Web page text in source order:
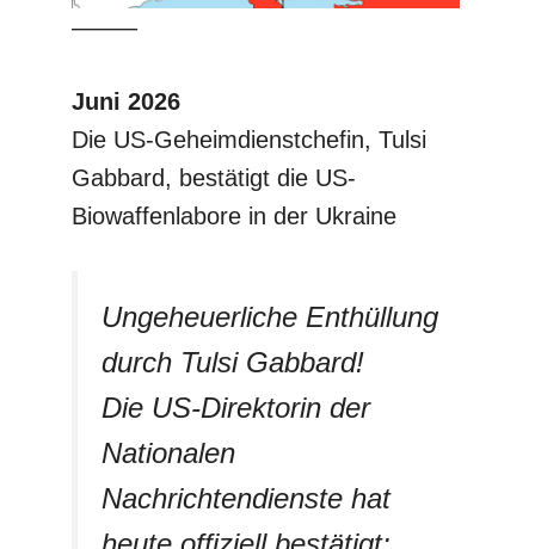
–––––
Juni 2026
Die US-Geheimdienstchefin, Tulsi
Gabbard, bestätigt die US-
Biowaffenlabore in der Ukraine
Ungeheuerliche Enthüllung
durch Tulsi Gabbard!
Die US-Direktorin der
Nationalen
Nachrichtendienste hat